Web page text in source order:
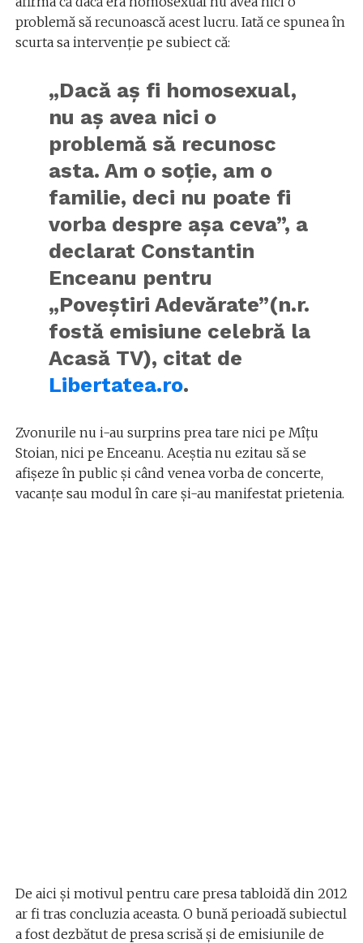
problemă să recunoască acest lucru. Iată ce spunea în
scurta sa intervenție pe subiect că:
„Dacă aş fi homosexual,
nu aş avea nici o
problemă să recunosc
asta. Am o soţie, am o
familie, deci nu poate fi
vorba despre aşa ceva”, a
declarat Constantin
Enceanu pentru
„Poveştiri Adevărate”(n.r.
fostă emisiune celebră la
Acasă TV), citat de
Libertatea.ro.
Zvonurile nu i-au surprins prea tare nici pe Mîțu
Stoian, nici pe Enceanu. Aceștia nu ezitau să se
afișeze în public și când venea vorba de concerte,
vacanțe sau modul în care și-au manifestat prietenia.
De aici și motivul pentru care presa tabloidă din 2012
ar fi tras concluzia aceasta. O bună perioadă subiectul
a fost dezbătut de presa scrisă și de emisiunile de